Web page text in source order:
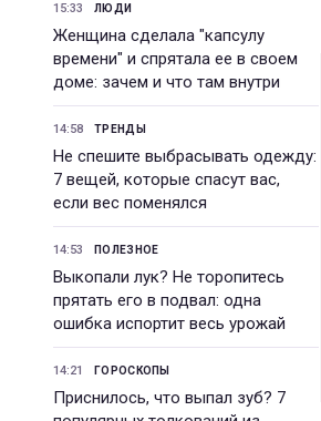
15:33 ЛЮДИ
Женщина сделала "капсулу
времени" и спрятала ее в своем
доме: зачем и что там внутри
14:58 ТРЕНДЫ
Не спешите выбрасывать одежду:
7 вещей, которые спасут вас,
если вес поменялся
14:53 ПОЛЕЗНОЕ
Выкопали лук? Не торопитесь
прятать его в подвал: одна
ошибка испортит весь урожай
14:21 ГОРОСКОПЫ
Приснилось, что выпал зуб? 7